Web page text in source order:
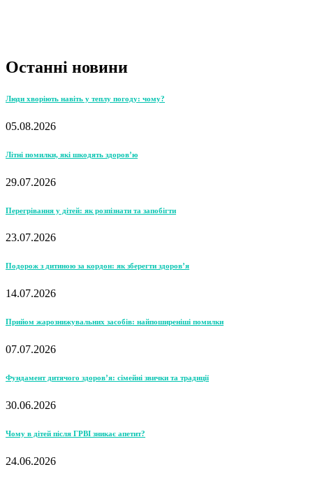
Останні новини
Люди хворіють навіть у теплу погоду: чому?
05.08.2026
Літні помилки, які шкодять здоров’ю
29.07.2026
Перегрівання у дітей: як розпізнати та запобігти
23.07.2026
Подорож з дитиною за кордон: як зберегти здоров’я
14.07.2026
Прийом жарознижувальних засобів: найпоширеніші помилки
07.07.2026
Фундамент дитячого здоров’я: сімейні звички та традиції
30.06.2026
Чому в дітей після ГРВІ зникає апетит?
24.06.2026